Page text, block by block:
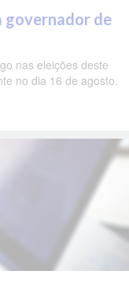
governador de
nas eleições deste
no dia 16 de agosto.